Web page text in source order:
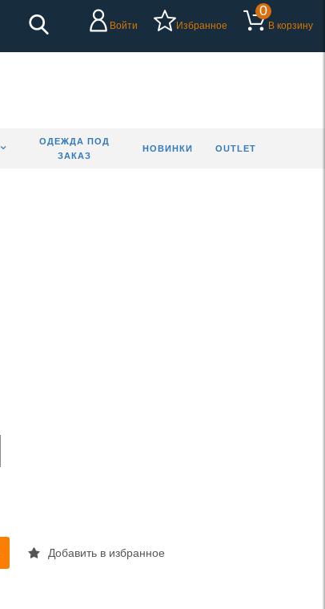
Войти Избранное
0
В корзину
ОДЕЖДА ПОД
ЗАКАЗ
НОВИНКИ OUTLET
Добавить в избранное